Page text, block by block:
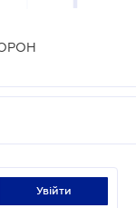
увійти